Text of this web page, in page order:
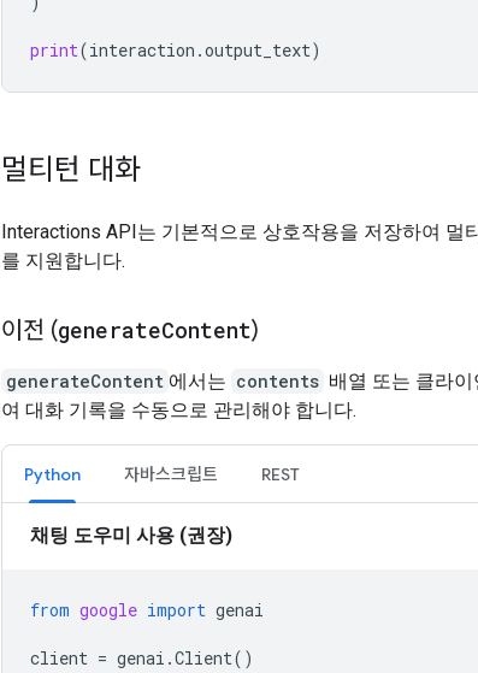
print(interaction .output_text)
멀티턴 대화
Interactions API는 기본적으로 상호작용을 저장하여 멀
를 지원합니다.
이전 (generateContent)
generateContent 에서는 contents 배열 또는 클라
여 대화 기록을 수동으로 관리해야 합니다.
Python 자바스크립트 REST
채팅 도우미 사용 (권장)
from google import genai
client = genai .Client()